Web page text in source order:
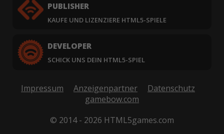
PUBLISHER
KAUFE UND LIZENZIERE HTML5-SPIELE
DEVELOPER
SCHICK UNS DEIN HTML5-SPIEL
Impressum Anzeigenpartner
Datenschutz
gamebow.com
© 2014 - 2026 HTML5games.com